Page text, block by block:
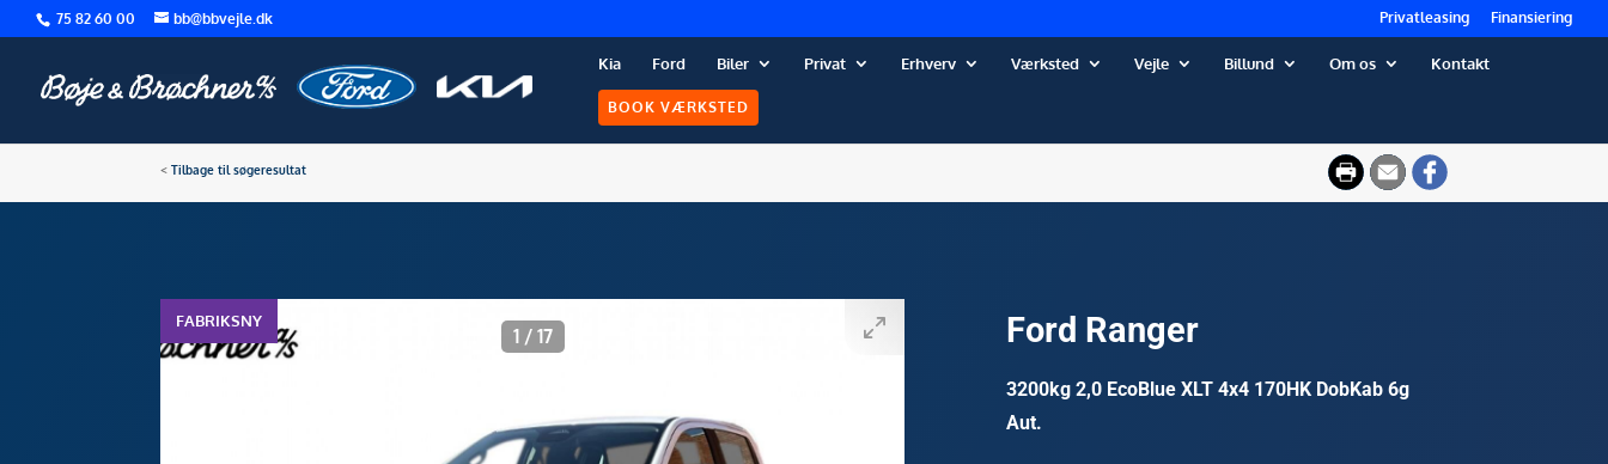
75 82 60 00 bb@bbvejle.dk Privatleasing Finansiering
Kia Ford Biler Privat Erhverv Værksted Vejle Billund Om os Kontakt
BOOK VÆRKSTED
<Tilbage til søgeresultat
FABRIKSNY
1/ 17 Ford Ranger
3200kg 2,0 EcoBlue XLT 4x4 170HK DobKab 6g
Aut.